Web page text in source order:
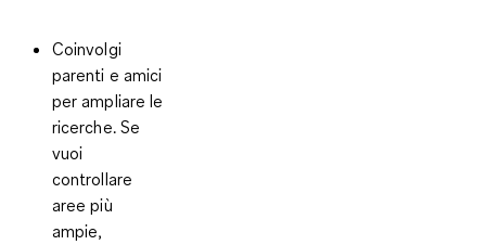
Coinvolgi
parenti e amici
per ampliare le
ricerche. Se
vuoi
controllare
aree più
ampie,